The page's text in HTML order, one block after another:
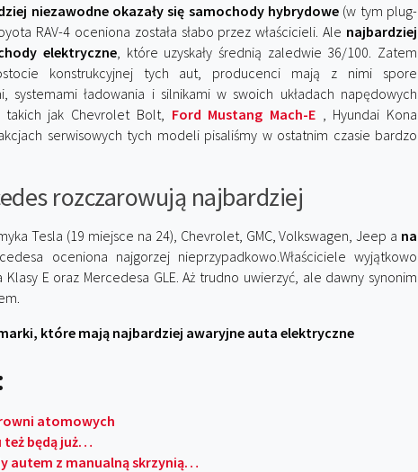
niezawodne okazały się samochody hybrydowe (w tym plug-
RAV-4 oceniona została słabo przez właścicieli. Ale najbardziej
elektryczne, które uzyskały średnią zaledwie 36/100. Zatem
konstrukcyjnej tych aut, producenci mają z nimi spore
ładowania i silnikami w swoich układach napędowych
takich jak Chevrolet Bolt, Ford Mustang Mach-E, Hyundai Kona
serwisowych tych modeli pisaliśmy w ostatnim czasie bardzo
rozczarowują najbardziej
Tesla (19 miejsce na 24), Chevrolet, GMC, Volkswagen, Jeep a na
oceniona najgorzej nieprzypadkowo.Właściciele wyjątkowo
E oraz Mercedesa GLE. Aż trudno uwierzyć, ale dawny synonim
marki, które mają najbardziej awaryjne auta elektryczne
atomowych
też będą już…
autem z manualną skrzynią…